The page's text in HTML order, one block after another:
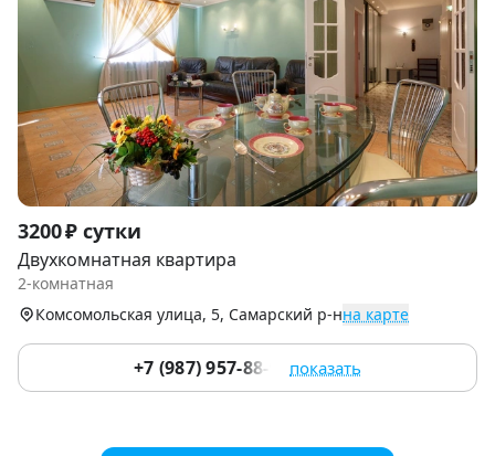
Item
1
of
3200 ₽ сутки
Двухкомнатная квартира
2-комнатная
Комсомольская улица, 5, Самарский р-нна карте
+7 (987) 957-88-92 показать